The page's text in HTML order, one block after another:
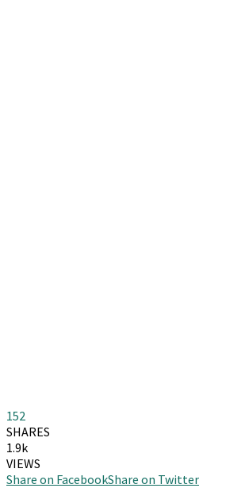
152
SHARES
1.9k
VIEWS
Share on FacebookShare on Twitter